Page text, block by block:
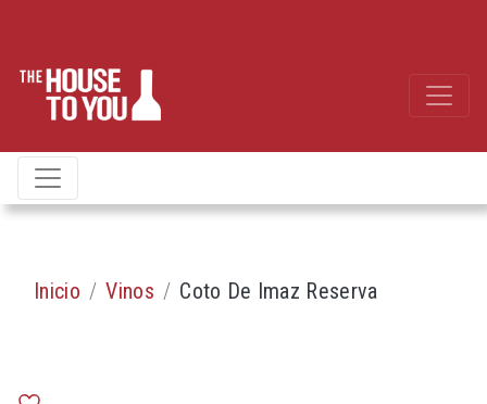
Inicio Vinos Coto De Imaz Reserva